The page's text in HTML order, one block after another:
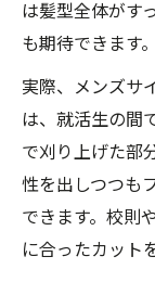
は髪型全体がす
も期待できます。
実際、メンズサ
は、就活生の間
で刈り上げた部
性を出しつつも
できます。校則
に合ったカット